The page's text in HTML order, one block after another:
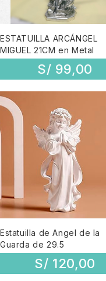
ESTATUILLA ARCÁNGEL
MIGUEL 21CM en Metal
S/ 99,00
Estatuilla de Angel de la
Guarda de 29.5
S/ 120,00